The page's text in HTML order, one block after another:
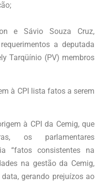
e Sávio Souza Cruz,
a deputada
Tarqüínio (PV) membros
à CPI lista fatos a serem
à CPI da Cemig, que
os parlamentares
“fatos consistentes na
na gestão da Cemig,
gerando prejuízos ao